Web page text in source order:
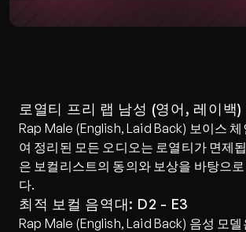
로열티 프리 랩 남성 (영어, 레이백)
Rap Male (English, Laid Back) 보이스
여 정리된 모든 오디오는 로열티가 면제
은 보컬리스트의 동의와 보상을 바탕으
다.
최적 보컬 음역대: D2 - E3
Rap Male (English, Laid Back) 음성 모델